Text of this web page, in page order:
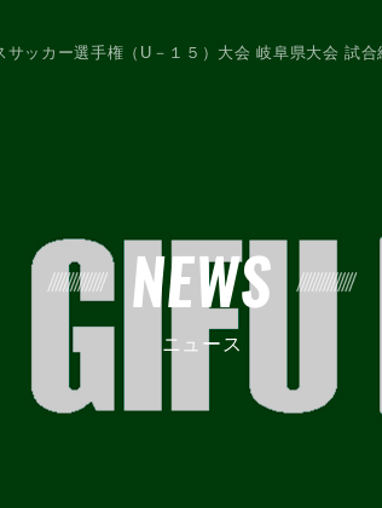
NEWS
ニュース
ッカー選手権（U－１５）大会 岐阜県大会 試合